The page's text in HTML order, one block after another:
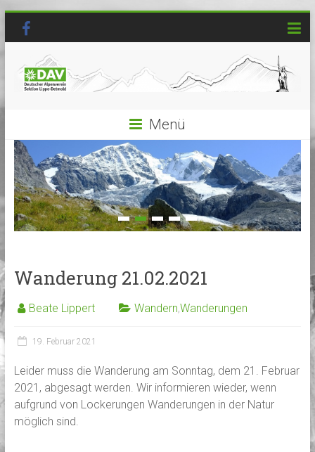
Menü
Wanderung 21.02.2021
Beate Lippert Wandern,Wanderungen
19. Februar 2021
Leider muss die Wanderung am Sonntag, dem 21. Februar
2021, abgesagt werden. Wir informieren wieder, wenn
aufgrund von Lockerungen Wanderungen in der Natur
möglich sind.